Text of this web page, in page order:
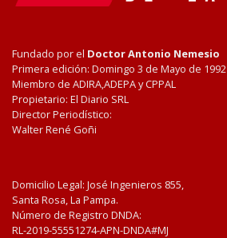
Fundado por el Doctor Antonio Nemesio
Primera edición: Domingo 3 de Mayo de 1992
Miembro de ADIRA,ADEPA y CPPAL
Propietario: El Diario SRL
Director Periodístico:
Walter René Goñi
Domicilio Legal: José Ingenieros 855,
Santa Rosa, La Pampa.
Número de Registro DNDA:
RL-2019-55551274-APN-DNDA#MJ